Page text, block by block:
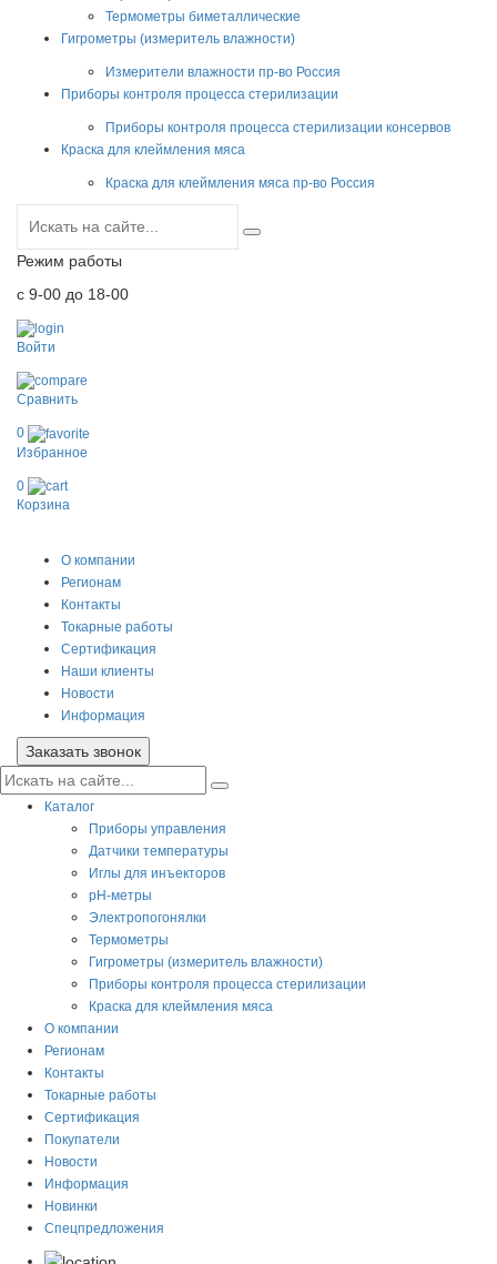
Термометры биметаллические
Гигрометры (измеритель влажности)
Измерители влажности пр-во Россия
Приборы контроля процесса стерилизации
Приборы контроля процесса стерилизации консервов
Краска для клеймления мяса
Краска для клеймления мяса пр-во Россия
Режим работы
с 9-00 до 18-00
Войти
Сравнить
0
Избранное
0
Корзина
О компании
Регионам
Контакты
Токарные работы
Сертификация
Наши клиенты
Новости
Информация
Заказать звонок
Каталог
Приборы управления
Датчики температуры
Иглы для инъекторов
pH-метры
Электропогонялки
Термометры
Гигрометры (измеритель влажности)
Приборы контроля процесса стерилизации
Краска для клеймления мяса
О компании
Регионам
Контакты
Токарные работы
Сертификация
Покупатели
Новости
Информация
Новинки
Спецпредложения